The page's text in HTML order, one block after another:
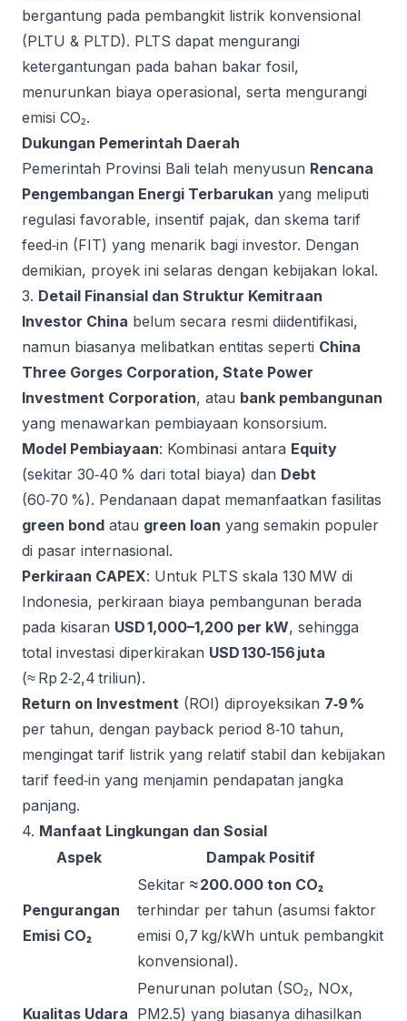
bergantung pada pembangkit listrik konvensional
(PLTU & PLTD). PLTS dapat mengurangi
ketergantungan pada bahan bakar fosil,
menurunkan biaya operasional, serta mengurangi
emisi CO₂.
Dukungan Pemerintah Daerah
Pemerintah Provinsi Bali telah menyusun Rencana
Pengembangan Energi Terbarukan yang meliputi
regulasi favorable, insentif pajak, dan skema tarif
feed‑in (FIT) yang menarik bagi investor. Dengan
demikian, proyek ini selaras dengan kebijakan lokal.
3. Detail Finansial dan Struktur Kemitraan
Investor China belum secara resmi diidentifikasi,
namun biasanya melibatkan entitas seperti China
Three Gorges Corporation, State Power
Investment Corporation, atau bank pembangunan
yang menawarkan pembiayaan konsorsium.
Model Pembiayaan: Kombinasi antara Equity
(sekitar 30‑40 % dari total biaya) dan Debt
(60‑70 %). Pendanaan dapat memanfaatkan fasilitas
green bond atau green loan yang semakin populer
di pasar internasional.
Perkiraan CAPEX: Untuk PLTS skala 130 MW di
Indonesia, perkiraan biaya pembangunan berada
pada kisaran USD 1,000–1,200 per kW, sehingga
total investasi diperkirakan USD 130‑156 juta
(≈ Rp 2‑2,4 triliun).
Return on Investment (ROI) diproyeksikan 7‑9 %
per tahun, dengan payback period 8‑10 tahun,
mengingat tarif listrik yang relatif stabil dan kebijakan
tarif feed‑in yang menjamin pendapatan jangka
panjang.
4. Manfaat Lingkungan dan Sosial
Aspek
Dampak Positif
Pengurangan
Emisi CO₂
Sekitar ≈ 200.000 ton CO₂
terhindar per tahun (asumsi faktor
emisi 0,7 kg/kWh untuk pembangkit
konvensional).
Kualitas Udara
Penurunan polutan (SO₂, NOx,
PM2.5) yang biasanya dihasilkan